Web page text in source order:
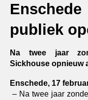
publiek
Na twee jaar
Sickhouse opnieuw
Enschede, 17